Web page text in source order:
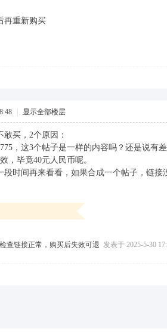
再重新购买
显示全部楼层
买，2个原因：
，这3个帖子是一样的内容吗？还是说
，毕竟40元人民币呢。
时间再来看看，如果合成一个帖子，链接
查链接正常，购买后失效可退 发表于 2025-5-30